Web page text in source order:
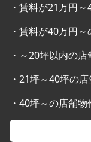
・ 賃料が21万円
・ 賃料が40万円～
・ ～20坪以内の店
・ 21坪～40坪の
・ 40坪～の店舗物